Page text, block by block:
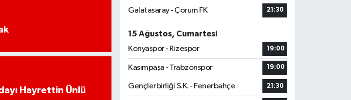
Hayrettin Ünlü
Galatasaray - Çorum FK
21:30
15 Ağustos, Cumartesi
Konyaspor - Rizespor
19:00
Kasımpaşa - Trabzonspor 19:00
Gençlerbirliği S.K. - Fenerbahçe 21:30